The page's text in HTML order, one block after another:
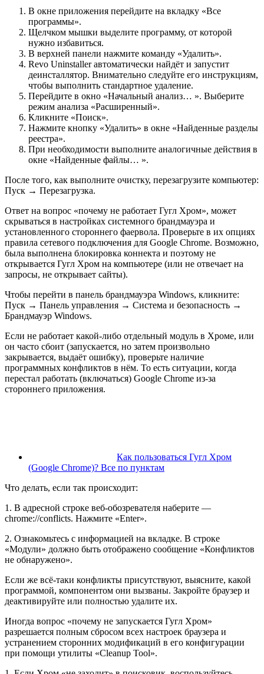
В окне приложения перейдите на вкладку «Все
программы».
Щелчком мышки выделите программу, от которой
нужно избавиться.
В верхней панели нажмите команду «Удалить».
Revo Uninstaller автоматически найдёт и запустит
деинсталлятор. Внимательно следуйте его инструкциям,
чтобы выполнить стандартное удаление.
Перейдите в окно «Начальный анализ… ». Выберите
режим анализа «Расширенный».
Кликните «Поиск».
Нажмите кнопку «Удалить» в окне «Найденные разделы
реестра».
При необходимости выполните аналогичные действия в
окне «Найденные файлы… ».
После того, как выполните очистку, перезагрузите компьютер:
Пуск → Перезагрузка.
Ответ на вопрос «почему не работает Гугл Хром», может
скрываться в настройках системного брандмауэра и
установленного стороннего фаервола. Проверьте в их опциях
правила сетевого подключения для Google Chrome. Возможно,
была выполнена блокировка коннекта и поэтому не
открывается Гугл Хром на компьютере (или не отвечает на
запросы, не открывает сайты).
Чтобы перейти в панель брандмауэра Windows, кликните:
Пуск → Панель управления → Система и безопасность →
Брандмауэр Windows.
Если не работает какой-либо отдельный модуль в Хроме, или
он часто сбоит (запускается, но затем произвольно
закрывается, выдаёт ошибку), проверьте наличие
программных конфликтов в нём. То есть ситуации, когда
перестал работать (включаться) Google Chrome из-за
стороннего приложения.
Как пользоваться Гугл Хром
(Google Chrome)? Все по пунктам
Что делать, если так происходит:
1. В адресной строке веб-обозревателя наберите —
chrome://conflicts. Нажмите «Enter».
2. Ознакомьтесь с информацией на вкладке. В строке
«Модули» должно быть отображено сообщение «Конфликтов
не обнаружено».
Если же всё-таки конфликты присутствуют, выясните, какой
программой, компонентом они вызваны. Закройте браузер и
деактивируйте или полностью удалите их.
Иногда вопрос «почему не запускается Гугл Хром»
разрешается полным сбросом всех настроек браузера и
устранением сторонних модификаций в его конфигурации
при помощи утилиты «Cleanup Tool».